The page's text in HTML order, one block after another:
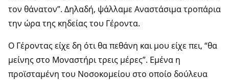
τον θάνατον”. Δηλαδή, ψάλλαμε Αναστάσιμα τροπάρια
την ώρα της κηδείας του Γέροντα.
Ο Γέροντας είχε δη ότι θα πεθάνη και μου είχε πει, “θα
μείνης στο Μοναστήρι τρεις μέρες”. Εμένα η
προϊσταμένη του Νοσοκομείου στο οποίο δούλευα